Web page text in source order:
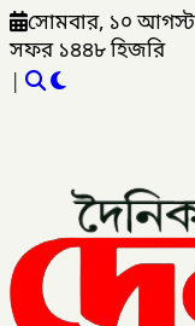
সোমবার, ১০
সফর ১৪৪৮ হিজরি
|